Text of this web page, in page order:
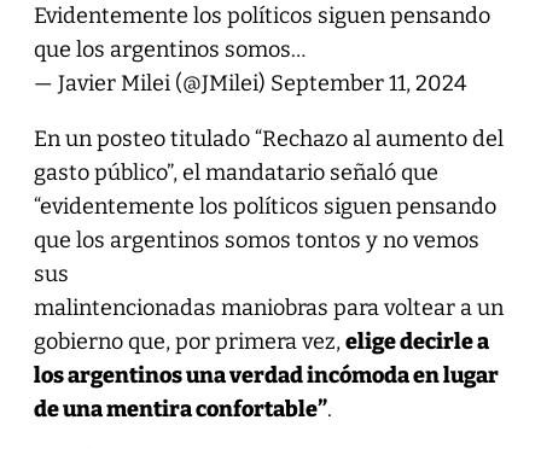
Evidentemente los políticos siguen pensando
que los argentinos somos…
— Javier Milei (@JMilei) September 11, 2024
En un posteo titulado “Rechazo al aumento del
gasto público”, el mandatario señaló que
“evidentemente los políticos siguen pensando
que los argentinos somos tontos y no vemos
sus
malintencionadas maniobras para voltear a un
gobierno que, por primera vez,elige decirle a
los argentinos una verdad incómoda en lugar
de una mentira confortable”.